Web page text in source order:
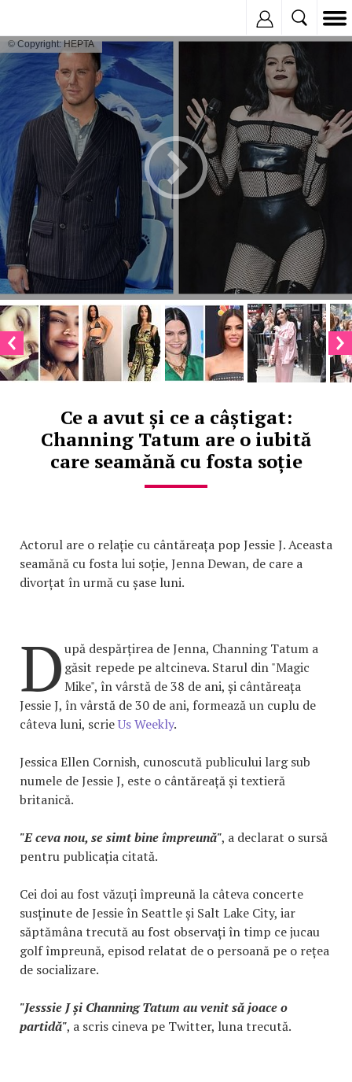
© Copyright: HEPTA
Ce a avut și ce a câștigat:
Channing Tatum are o iubită
care seamănă cu fosta soție
Actorul are o relație cu cântăreața pop Jessie J. Aceasta
seamănă cu fosta lui soție, Jenna Dewan, de care a
divorțat în urmă cu șase luni.
După despărțirea de Jenna, Channing Tatum a
găsit repede pe altcineva. Starul din "Magic
Mike", în vârstă de 38 de ani, și cântăreața
Jessie J, în vârstă de 30 de ani, formează un cuplu de
câteva luni, scrieUs Weekly.
Jessica Ellen Cornish, cunoscută publicului larg sub
numele de Jessie J, este o cântăreață și textieră
britanică.
"E ceva nou, se simt bine împreună", a declarat o sursă
pentru publicația citată.
Cei doi au fost văzuți împreună la câteva concerte
susținute de Jessie în Seattle și Salt Lake City, iar
săptămâna trecută au fost observați în timp ce jucau
golf împreună, episod relatat de o persoană pe o rețea
de socializare.
"Jesssie J și Channing Tatum au venit să joace o
partidă", a scris cineva pe Twitter, luna trecută.